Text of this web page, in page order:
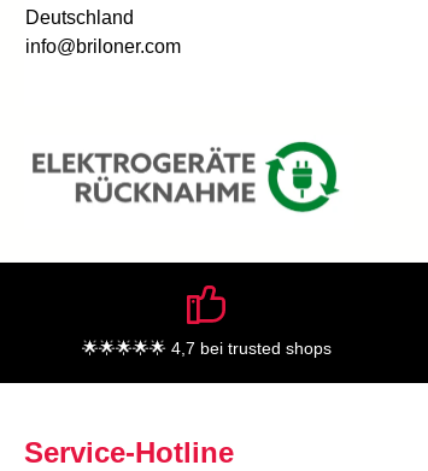
Deutschland
info@briloner.com
🌟🌟🌟🌟🌟 4,7 bei trusted shops
Service-Hotline